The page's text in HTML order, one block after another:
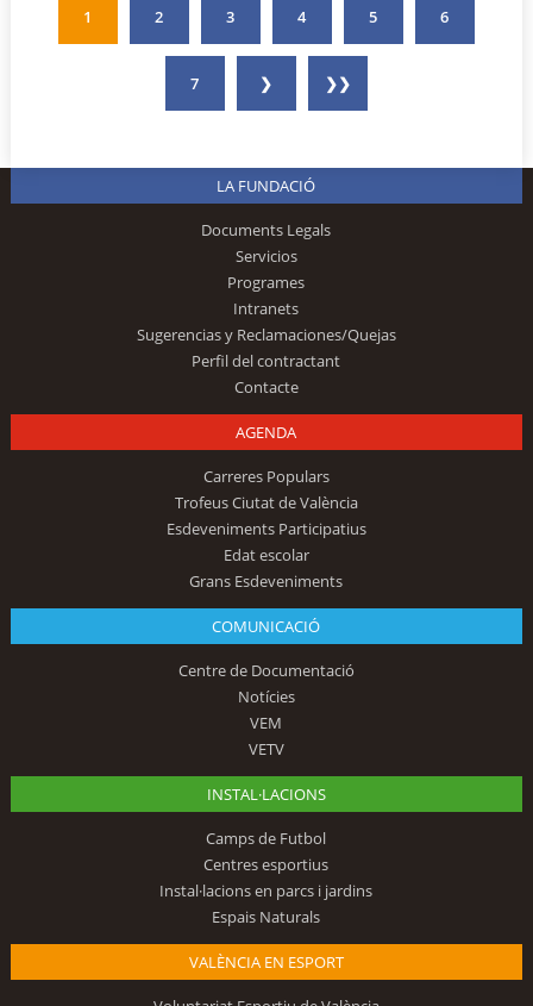
1 2 3 4 5 6
7 ❯ ❯❯
LA FUNDACIÓ
Documents Legals
Servicios
Programes
Intranets
Sugerencias y Reclamaciones/Quejas
Perfil del contractant
Contacte
AGENDA
Carreres Populars
Trofeus Ciutat de València
Esdeveniments Participatius
Edat escolar
Grans Esdeveniments
COMUNICACIÓ
Centre de Documentació
Notícies
VEM
VETV
INSTAL·LACIONS
Camps de Futbol
Centres esportius
Instal·lacions en parcs i jardins
Espais Naturals
VALÈNCIA EN ESPORT